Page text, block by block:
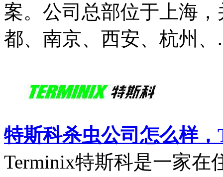
案。公司总部位于上海
都、南京、西安、杭州、
特斯科杀虫公司怎么样
Terminix特斯科是一家在